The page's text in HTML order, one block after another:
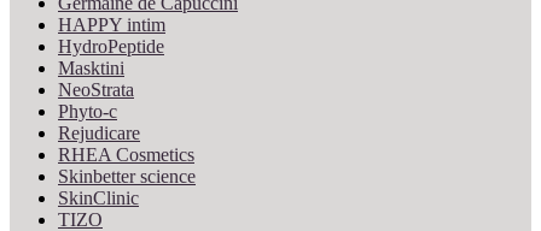
HAPPY intim
HydroPeptide
Masktini
NeoStrata
Phyto-c
Rejudicare
RHEA Cosmetics
Skinbetter science
SkinСlinic
TIZO